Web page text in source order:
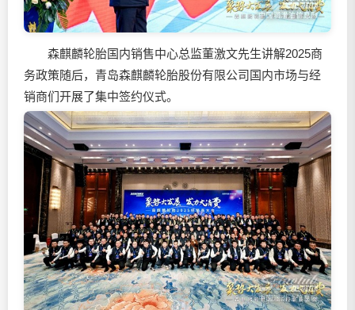
森麒麟轮胎国内销售中心总监董激文先生讲解2025商
务政策随后，青岛森麒麟轮胎股份有限公司国内市场与经
销商们开展了集中签约仪式。